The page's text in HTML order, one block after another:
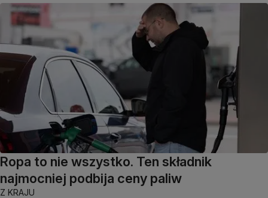
Ropa to nie wszystko. Ten składnik
najmocniej podbija ceny paliw
Z KRAJU